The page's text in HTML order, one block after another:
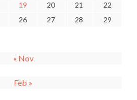
19 20 21
22
26 27 28
29
« Nov
Feb »